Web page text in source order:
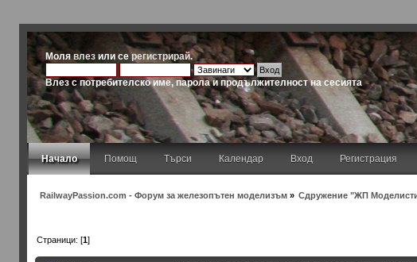
Молявлез или серегистрирай.
Влез с потребителско име, парола и продължителност на сесията
Начало Помощ Търси Календар Вход Регистрация
RailwayPassion.com - Форум за железопътен моделизъм» Сдружение "ЖП
Страници: [1]